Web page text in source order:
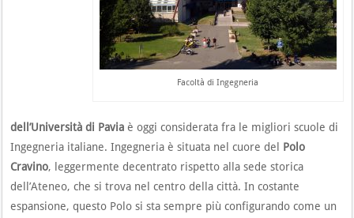
Facoltà di Ingegneria
dell’Università di Pavia è oggi considerata fra le migliori scuole di
Ingegneria italiane. Ingegneria è situata nel cuore del Polo
Cravino, leggermente decentrato rispetto alla sede storica
dell’Ateneo, che si trova nel centro della città. In costante
espansione, questo Polo si sta sempre più configurando come un